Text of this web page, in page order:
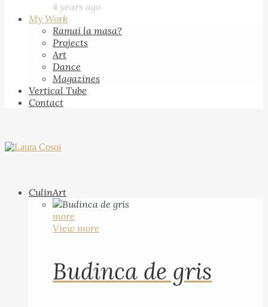
4 years ago
My Work
Ramai la masa?
Projects
Art
Dance
Magazines
Vertical Tube
Contact
CulinArt
more
View more
Budinca de gris